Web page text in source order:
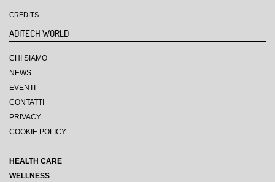
CREDITS
ADITECH WORLD
CHI SIAMO
NEWS
EVENTI
CONTATTI
PRIVACY
COOKIE POLICY
HEALTH CARE
WELLNESS